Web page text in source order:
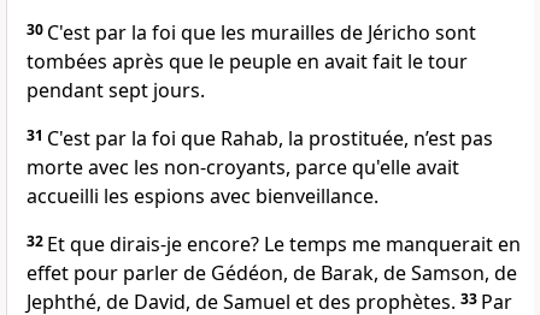
30 C'est par la foi que les murailles de Jéricho sont
tombées après que le peuple en avait fait le tour
pendant sept jours.
31 C'est par la foi que Rahab, la prostituée, n’est pas
morte avec les non-croyants, parce qu'elle avait
accueilli les espions avec bienveillance.
32 Et que dirais-je encore? Le temps me manquerait en
effet pour parler de Gédéon, de Barak, de Samson, de
Jephthé, de David, de Samuel et des prophètes. 33 Par